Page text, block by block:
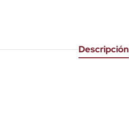
Descripción